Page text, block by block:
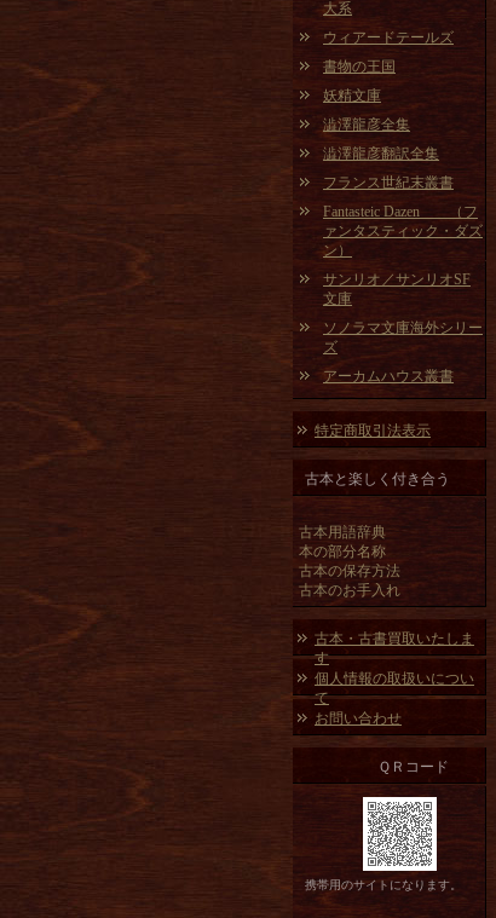
大系
ウィアードテールズ
書物の王国
妖精文庫
澁澤龍彦全集
澁澤龍彦翻訳全集
フランス世紀末叢書
Fantasteic Dazen （フ
ァンタスティック・ダズ
ン）
サンリオ／サンリオSF
文庫
ソノラマ文庫海外シリー
ズ
アーカムハウス叢書
特定商取引法表示
古本と楽しく付き合う
古本用語辞典
本の部分名称
古本の保存方法
古本のお手入れ
古本・古書買取いたしま
す
個人情報の取扱いについ
て
お問い合わせ
ＱＲコード
携帯用のサイトになります。